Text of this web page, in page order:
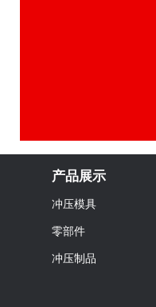
产品展示
冲压模具
零部件
冲压制品